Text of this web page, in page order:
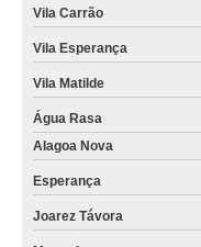
Vila Carrão
Vila Esperança
Vila Matilde
Água Rasa
Alagoa Nova
Esperança
Joarez Távora